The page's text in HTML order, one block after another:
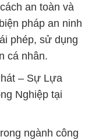
an toàn và
pháp an ninh
phép, sử dụng
cá nhân.
– Sự Lựa
Nghiệp tại
ngành công